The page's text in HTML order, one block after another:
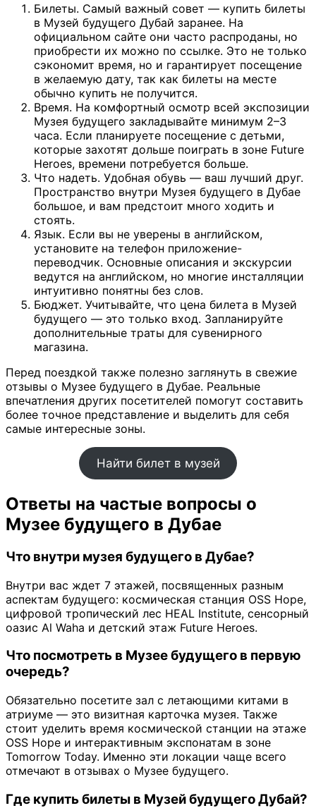
Билеты. Самый важный совет — купить билеты
в Музей будущего Дубай заранее. На
официальном сайте они часто распроданы, но
приобрести их можно по ссылке. Это не только
сэкономит время, но и гарантирует посещение
в желаемую дату, так как билеты на месте
обычно купить не получится.
Время. На комфортный осмотр всей экспозиции
Музея будущего закладывайте минимум 2–3
часа. Если планируете посещение с детьми,
которые захотят дольше поиграть в зоне Future
Heroes, времени потребуется больше.
Что надеть. Удобная обувь — ваш лучший друг.
Пространство внутри Музея будущего в Дубае
большое, и вам предстоит много ходить и
стоять.
Язык. Если вы не уверены в английском,
установите на телефон приложение-
переводчик. Основные описания и экскурсии
ведутся на английском, но многие инсталляции
интуитивно понятны без слов.
Бюджет. Учитывайте, что цена билета в Музей
будущего — это только вход. Запланируйте
дополнительные траты для сувенирного
магазина.
Перед поездкой также полезно заглянуть в свежие
отзывы о Музее будущего в Дубае. Реальные
впечатления других посетителей помогут составить
более точное представление и выделить для себя
самые интересные зоны.
Найти билет в музей
Ответы на частые вопросы о
Музее будущего в Дубае
Что внутри музея будущего в Дубае?
Внутри вас ждет 7 этажей, посвященных разным
аспектам будущего: космическая станция OSS Hope,
цифровой тропический лес HEAL Institute, сенсорный
оазис Al Waha и детский этаж Future Heroes.
Что посмотреть в Музее будущего в первую
очередь?
Обязательно посетите зал с летающими китами в
атриуме — это визитная карточка музея. Также
стоит уделить время космической станции на этаже
OSS Hope и интерактивным экспонатам в зоне
Tomorrow Today. Именно эти локации чаще всего
отмечают в отзывах о Музее будущего.
Где купить билеты в Музей будущего Дубай?